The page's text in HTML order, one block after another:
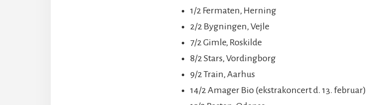
1/2 Fermaten, Herning
2/2 Bygningen, Vejle
7/2 Gimle, Roskilde
8/2 Stars, Vordingborg
9/2 Train, Aarhus
14/2 Amager Bio (ekstrakoncert d. 13. februar)